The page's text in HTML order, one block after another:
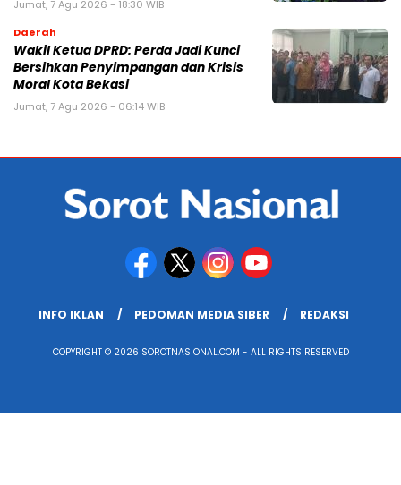
Jumat, 7 Agu 2026 - 18:30 WIB
Daerah
Wakil Ketua DPRD: Perda Jadi Kunci
Bersihkan Penyimpangan dan Krisis
Moral Kota Bekasi
Jumat, 7 Agu 2026 - 06:14 WIB
INFO IKLAN PEDOMAN MEDIA SIBER REDAKSI
COPYRIGHT © 2026 SOROTNASIONAL.COM - ALL RIGHTS RESERVED